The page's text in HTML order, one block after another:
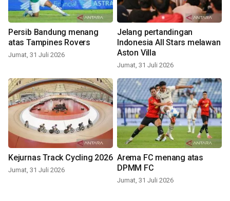
Persib Bandung menang
atas Tampines Rovers
Jumat, 31 Juli 2026
Jelang pertandingan
Indonesia All Stars melawan
Aston Villa
Jumat, 31 Juli 2026
Kejurnas Track Cycling 2026
Jumat, 31 Juli 2026
Arema FC menang atas
DPMM FC
Jumat, 31 Juli 2026